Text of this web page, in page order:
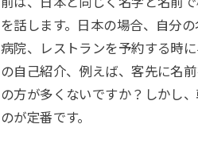
を話します。日本の場合、自分
病院、レストランを予約する時
の自己紹介、例えば、客先に名
の方が多くないですか？しかし
のが定番です。